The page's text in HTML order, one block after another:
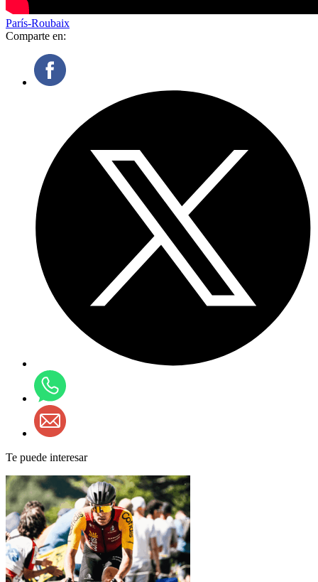
París-Roubaix
Comparte en:
Te puede interesar